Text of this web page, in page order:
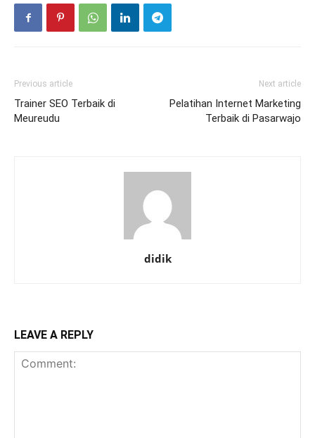
Previous article
Trainer SEO Terbaik di
Meureudu
Next article
Pelatihan Internet Marketing
Terbaik di Pasarwajo
didik
LEAVE A REPLY